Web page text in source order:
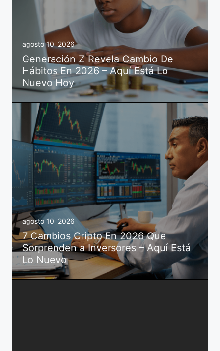
agosto 10, 2026
Generación Z Revela Cambio De
Hábitos En 2026 – Aquí Está Lo
Nuevo Hoy
agosto 10, 2026
7 Cambios Cripto En 2026 Que
Sorprenden a Inversores – Aquí Está
Lo Nuevo